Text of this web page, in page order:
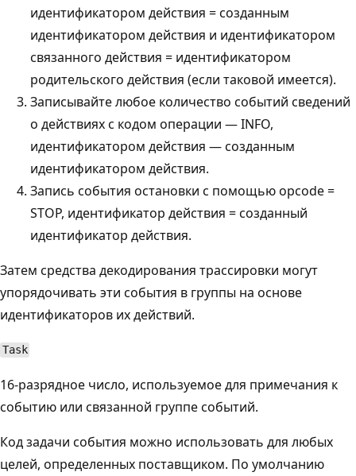
идентификатором действия = созданным
идентификатором действия и идентификатором
связанного действия = идентификатором
родительского действия (если таковой имеется).
Записывайте любое количество событий сведений
о действиях с кодом операции — INFO,
идентификатором действия — созданным
идентификатором действия.
Запись события остановки с помощью opcode =
STOP, идентификатор действия = созданный
идентификатор действия.
Затем средства декодирования трассировки могут
упорядочивать эти события в группы на основе
идентификаторов их действий.
Task
16-разрядное число, используемое для примечания к
событию или связанной группе событий.
Код задачи события можно использовать для любых
целей, определенных поставщиком. По умолчанию